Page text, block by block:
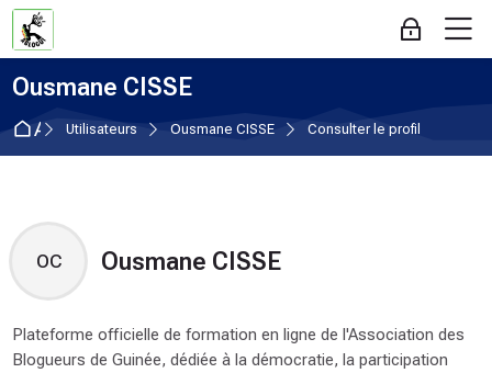
Aller à la navigation
Aller au formulaire de connexion
Passer au contenu principal
Skip to accessibility options
Aller au pied de page
Passer les options d'accessibilité
Connexion
Ousmane CISSE
Accueil
Utilisateurs Ousmane CISSE Consulter le profil
OC Ousmane CISSE
Plateforme officielle de formation en ligne de l'Association des
Blogueurs de Guinée, dédiée à la démocratie, la participation